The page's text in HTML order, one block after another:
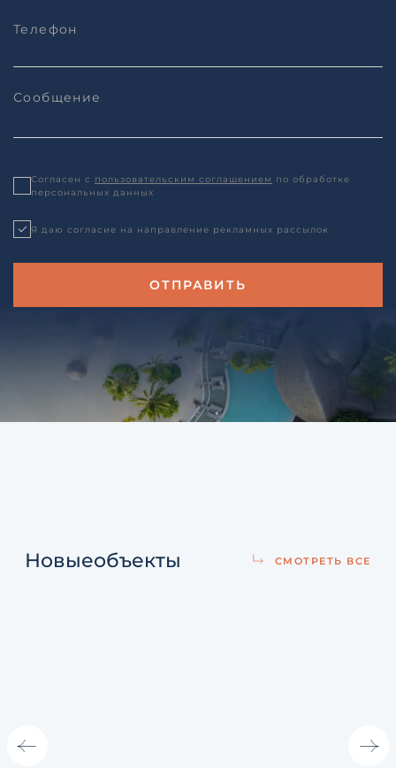
Согласен с пользовательским соглашением по обработке
персональных данных
Я даю согласие на направление рекламных рассылок
Новыеобъекты СМОТРЕТЬ ВСЕ